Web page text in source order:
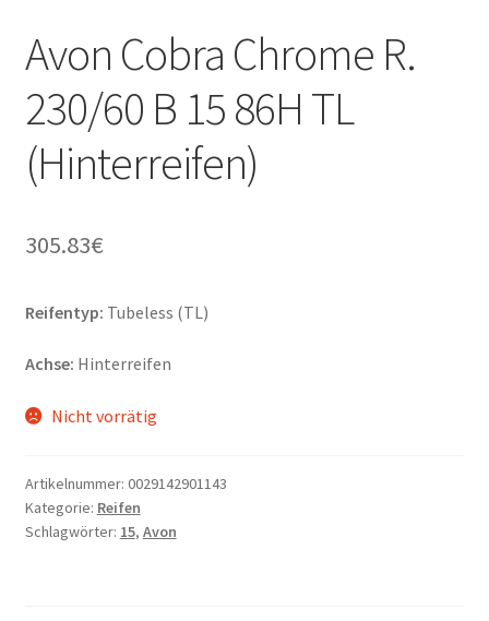
Avon Cobra Chrome R.
230/60 B 15 86H TL
(Hinterreifen)
305.83€
Reifentyp: Tubeless (TL)
Achse: Hinterreifen
Nicht vorrätig
Artikelnummer: 0029142901143
Kategorie: Reifen
Schlagwörter: 15, Avon